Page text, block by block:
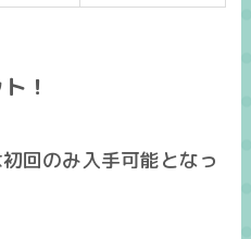
！
初回のみ入手可能となっ